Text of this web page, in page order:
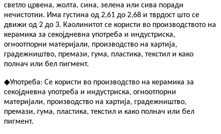
светло црвена, жолта, сина, зелена или сива поради
нечистотии. Има густина од 2,61 до 2,68 и тврдост што се
движи од 2 до 3. Каолинитот се користи во производството на
керамика за секојдневна употреба и индустриска,
огноотпорни материјали, производство на хартија,
градежништво, премази, гума, пластика, текстил и како
полнач или бел пигмент.
◆Употреба: Се користи во производство на керамика за
секојдневна употреба и индустриска, огноотпорни
материјали, производство на хартија, градежништво,
премази, гума, пластика, текстил и како полнач или бел
пигмент.